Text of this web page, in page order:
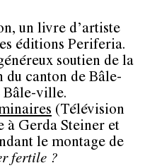
un livre d’artiste
éditions Periferia.
soutien de la
du canton de Bâle-
Bâle-ville.
(Télévision
à Gerda Steiner et
le montage de
fertile ?